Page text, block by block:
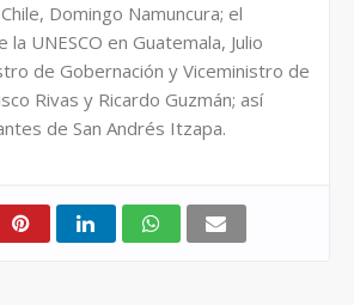
Domingo Namuncura; el
UNESCO en Guatemala, Julio
de Gobernación y Viceministro de
Rivas y Ricardo Guzmán; así
de San Andrés Itzapa.